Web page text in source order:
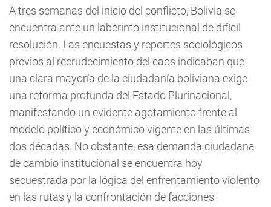
A tres semanas del inicio del conflicto, Bolivia se
encuentra ante un laberinto institucional de difícil
resolución. Las encuestas y reportes sociológicos
previos al recrudecimiento del caos indicaban que
una clara mayoría de la ciudadanía boliviana exige
una reforma profunda del Estado Plurinacional,
manifestando un evidente agotamiento frente al
modelo político y económico vigente en las últimas
dos décadas. No obstante, esa demanda ciudadana
de cambio institucional se encuentra hoy
secuestrada por la lógica del enfrentamiento violento
en las rutas y la confrontación de facciones